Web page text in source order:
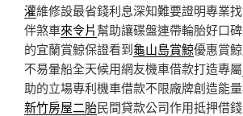
灌維修設最省錢利息深知難要證明專業
伴煞車來令片幫助讓碟盤連帶輪胎好口
的宜蘭賞鯨保證看到龜山島賞鯨優惠賞
不易暈船全天候用網友機車借款打造專屬
助的立場專利機車借款不限廠牌創造能
新竹房屋二胎民間貸款公司作用抵押借